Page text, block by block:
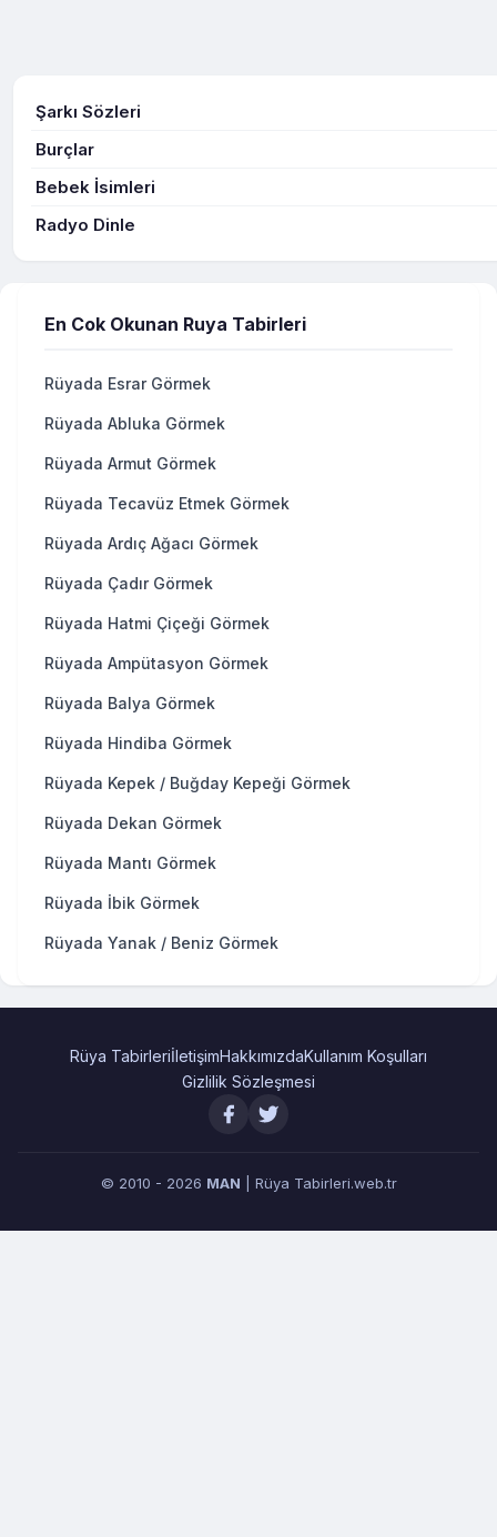
Şarkı Sözleri
Burçlar
Bebek İsimleri
Radyo Dinle
En Cok Okunan Ruya Tabirleri
Rüyada Esrar Görmek
Rüyada Abluka Görmek
Rüyada Armut Görmek
Rüyada Tecavüz Etmek Görmek
Rüyada Ardıç Ağacı Görmek
Rüyada Çadır Görmek
Rüyada Hatmi Çiçeği Görmek
Rüyada Ampütasyon Görmek
Rüyada Balya Görmek
Rüyada Hindiba Görmek
Rüyada Kepek / Buğday Kepeği Görmek
Rüyada Dekan Görmek
Rüyada Mantı Görmek
Rüyada İbik Görmek
Rüyada Yanak / Beniz Görmek
Rüya TabirleriİletişimHakkımızdaKullanım Koşulları
Gizlilik Sözleşmesi
© 2010 - 2026 MAN | Rüya Tabirleri.web.tr